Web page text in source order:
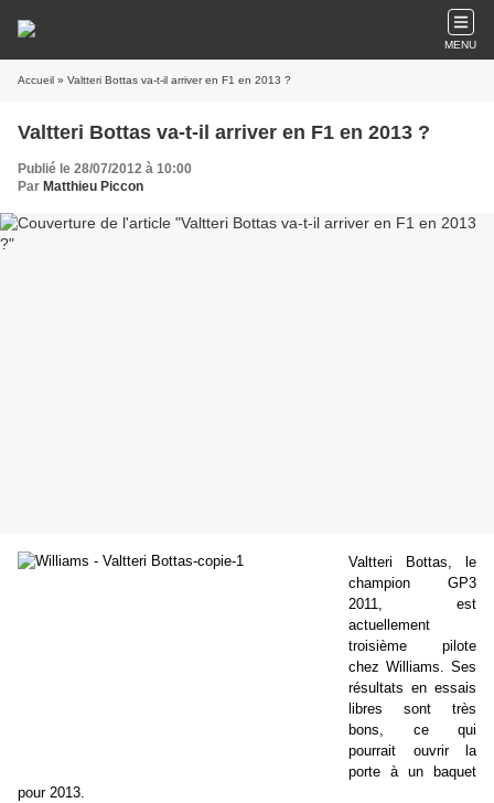
MENU
Accueil » Valtteri Bottas va-t-il arriver en F1 en 2013 ?
Valtteri Bottas va-t-il arriver en F1 en 2013 ?
Publié le 28/07/2012 à 10:00
Par Matthieu Piccon
Valtteri Bottas, le
champion GP3
2011, est
actuellement
troisième pilote
chez Williams. Ses
résultats en essais
libres sont très
bons, ce qui
pourrait ouvrir la
porte à un baquet
pour 2013.